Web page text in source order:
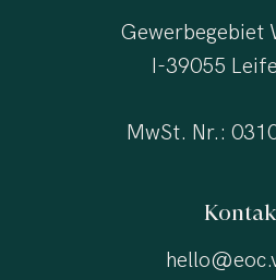
Gewerbegebiet
I-39055
MwSt. Nr.: